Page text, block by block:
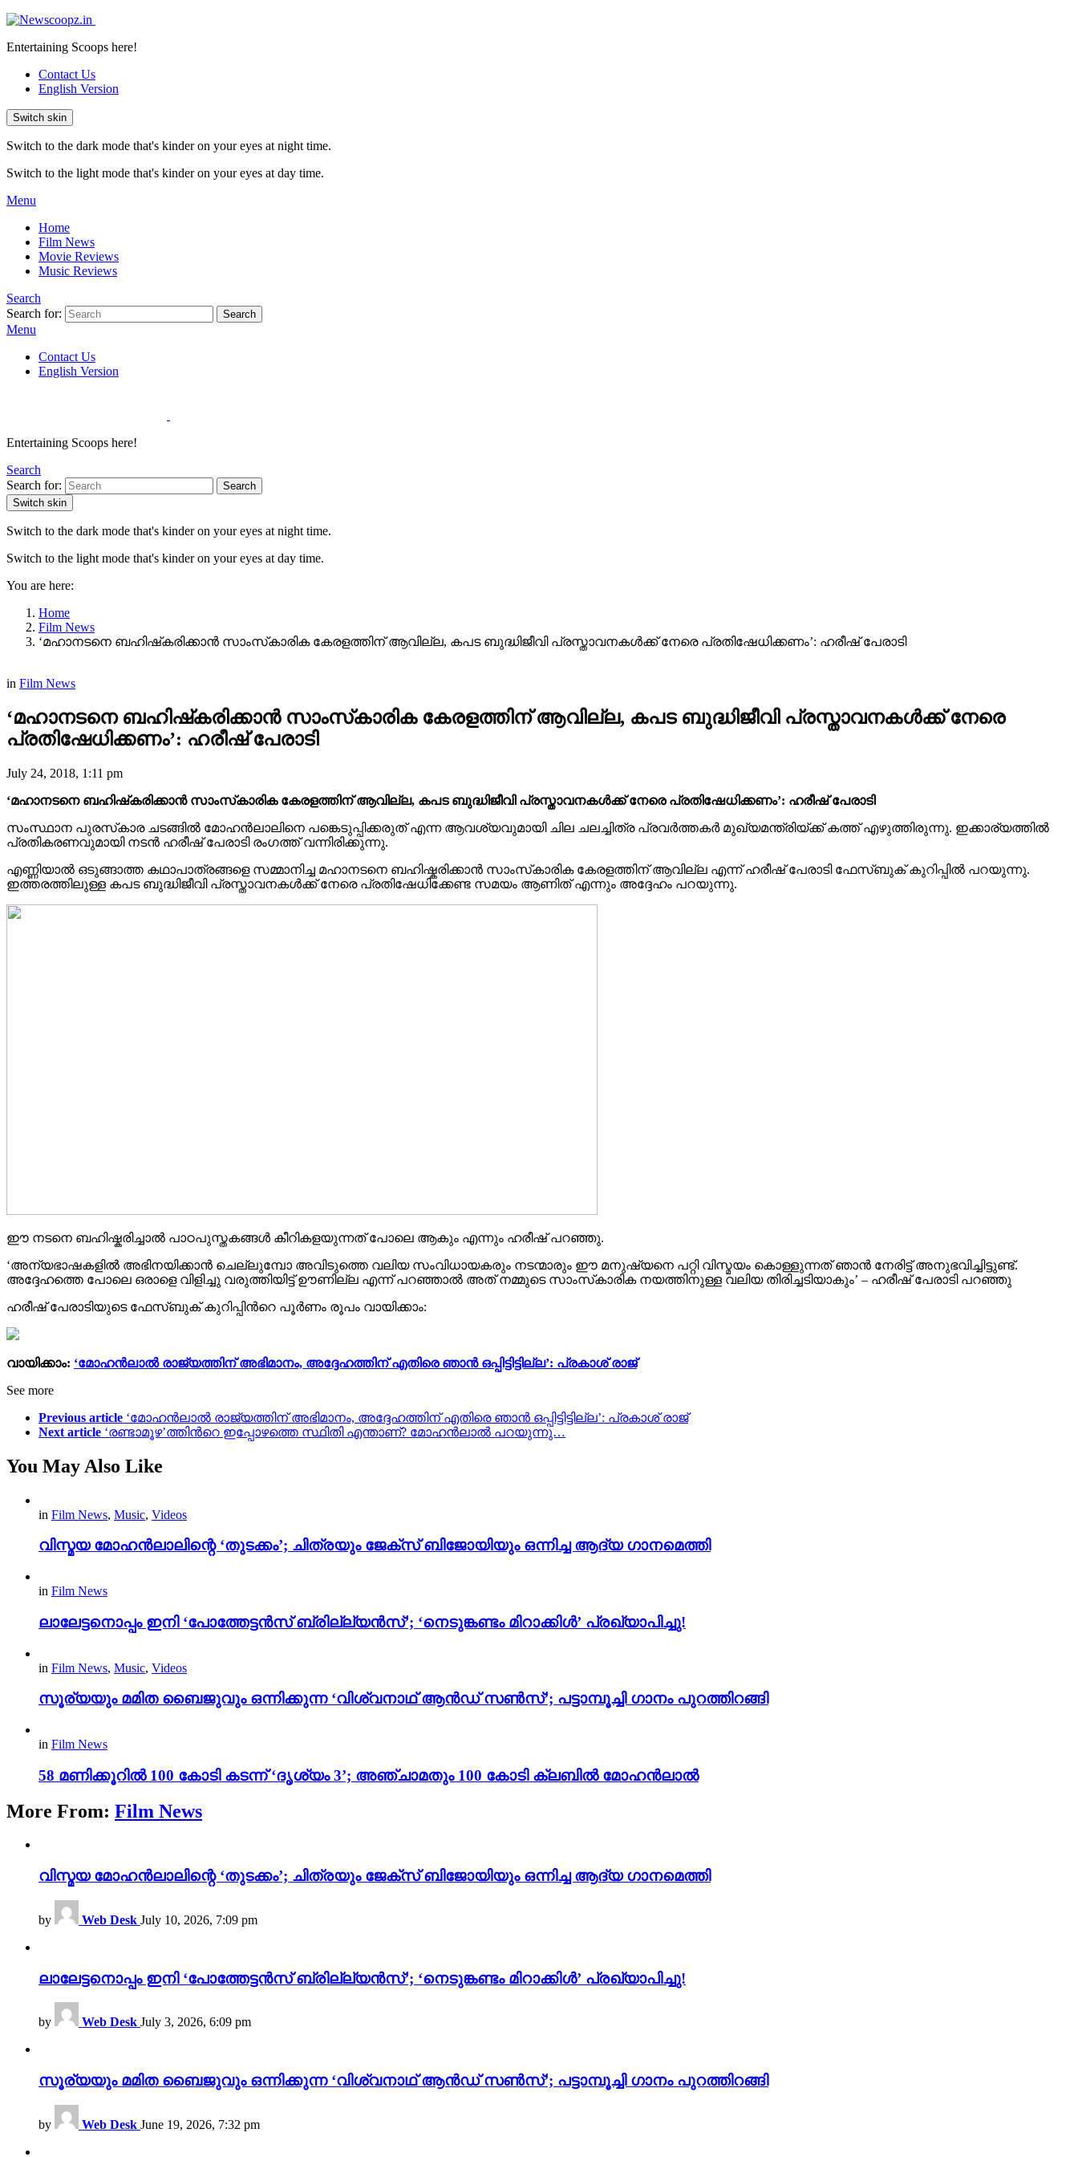
Entertaining Scoops here!
Contact Us
English Version
Switch skin
Switch to the dark mode that's kinder on your eyes at night time.
Switch to the light mode that's kinder on your eyes at day time.
Menu
Home
Film News
Movie Reviews
Music Reviews
Search
Search for:
Search
Menu
Contact Us
English Version
Entertaining Scoops here!
Search
Search for:
Search
Switch skin
Switch to the dark mode that's kinder on your eyes at night time.
Switch to the light mode that's kinder on your eyes at day time.
You are here:
Home
Film News
‘മഹാനടനെ ബഹിഷ്‌കരിക്കാൻ സാംസ്‌കാരിക കേരളത്തിന് ആവില്ല, കപട ബുദ്ധിജീവി പ്രസ്താവനകൾക്ക് നേരെ പ്രതിഷേധിക്കണം’: ഹരീഷ് പേരാടി
in Film News
‘മഹാനടനെ ബഹിഷ്‌കരിക്കാൻ സാംസ്‌കാരിക കേരളത്തിന് ആവില്ല, കപട ബുദ്ധിജീവി പ്രസ്താവനകൾക്ക് നേരെ
പ്രതിഷേധിക്കണം’: ഹരീഷ് പേരാടി
July 24, 2018, 1:11 pm
‘മഹാനടനെ ബഹിഷ്‌കരിക്കാൻ സാംസ്‌കാരിക കേരളത്തിന് ആവില്ല, കപട ബുദ്ധിജീവി പ്രസ്താവനകൾക്ക് നേരെ പ്രതിഷേധിക്കണം’: ഹരീഷ് പേരാടി
സംസ്ഥാന പുരസ്‌കാര ചടങ്ങിൽ മോഹൻലാലിനെ പങ്കെടുപ്പിക്കരുത് എന്ന ആവശ്യവുമായി ചില ചലച്ചിത്ര പ്രവർത്തകർ മുഖ്യമന്ത്രിയ്ക്ക് കത്ത് എഴുത്തിരുന്നു. ഇക്കാര്യത്തിൽ
പ്രതികരണവുമായി നടൻ ഹരീഷ് പേരാടി രംഗത്ത് വന്നിരിക്കുന്നു.
എണ്ണിയാൽ ഒടുങ്ങാത്ത കഥാപാത്രങ്ങളെ സമ്മാനിച്ച മഹാനടനെ ബഹിഷ്കരിക്കാൻ സാംസ്‌കാരിക കേരളത്തിന് ആവില്ല എന്ന് ഹരീഷ് പേരാടി ഫേസ്ബുക് കുറിപ്പിൽ പറയുന്നു.
ഇത്തരത്തിലുള്ള കപട ബുദ്ധിജീവി പ്രസ്താവനകൾക്ക് നേരെ പ്രതിഷേധിക്കേണ്ട സമയം ആണിത് എന്നും അദ്ദേഹം പറയുന്നു.
ഈ നടനെ ബഹിഷ്കരിച്ചാൽ പാഠപുസ്തകങ്ങൾ കീറികളയുന്നത് പോലെ ആകും എന്നും ഹരീഷ് പറഞ്ഞു.
‘അന്യഭാഷകളിൽ അഭിനയിക്കാൻ ചെല്ലുമ്പോ അവിടുത്തെ വലിയ സംവിധായകരും നടന്മാരും ഈ മനുഷ്യനെ പറ്റി വിസ്മയം കൊള്ളുന്നത് ഞാൻ നേരിട്ട് അനുഭവിച്ചിട്ടുണ്ട്.
അദ്ദേഹത്തെ പോലെ ഒരാളെ വിളിച്ചു വരുത്തിയിട്ട് ഊണില്ല എന്ന് പറഞ്ഞാൽ അത് നമ്മുടെ സാംസ്‌കാരിക നയത്തിനുള്ള വലിയ തിരിച്ചടിയാകും’ – ഹരീഷ് പേരാടി പറഞ്ഞു
ഹരീഷ് പേരാടിയുടെ ഫേസ്ബുക് കുറിപ്പിന്‍റെ പൂർണം രൂപം വായിക്കാം:
വായിക്കാം: ‘മോഹന്‍ലാൽ രാജ്യത്തിന് അഭിമാനം, അദ്ദേഹത്തിന് എതിരെ ഞാൻ ഒപ്പിട്ടിട്ടില്ല’: പ്രകാശ് രാജ്
See more
Previous article ‘മോഹന്‍ലാൽ രാജ്യത്തിന് അഭിമാനം, അദ്ദേഹത്തിന് എതിരെ ഞാൻ ഒപ്പിട്ടിട്ടില്ല’: പ്രകാശ് രാജ്
Next article ‘രണ്ടാമൂഴ’ത്തിന്‍റെ ഇപ്പോഴത്തെ സ്ഥിതി എന്താണ്? മോഹൻലാൽ പറയുന്നു…
You May Also Like
in Film News, Music, Videos
വിസ്മയ മോഹൻലാലിന്റെ ‘തുടക്കം’; ചിത്രയും ജേക്സ് ബിജോയിയും ഒന്നിച്ച ആദ്യ ഗാനമെത്തി
in Film News
ലാലേട്ടനൊപ്പം ഇനി ‘പോത്തേട്ടൻസ് ബ്രില്ല്യൻസ്’; ‘നെടുങ്കണ്ടം മിറാക്കിൾ’ പ്രഖ്യാപിച്ചു!
in Film News, Music, Videos
സൂര്യയും മമിത ബൈജുവും ഒന്നിക്കുന്ന ‘വിശ്വനാഥ് ആൻഡ് സൺസ്’; പട്ടാമ്പൂച്ചി ഗാനം പുറത്തിറങ്ങി
in Film News
58 മണിക്കൂറിൽ 100 കോടി കടന്ന് ‘ദൃശ്യം 3’; അഞ്ചാമതും 100 കോടി ക്ലബിൽ മോഹൻലാൽ
More From: Film News
വിസ്മയ മോഹൻലാലിന്റെ ‘തുടക്കം’; ചിത്രയും ജേക്സ് ബിജോയിയും ഒന്നിച്ച ആദ്യ ഗാനമെത്തി
by Web Desk July 10, 2026, 7:09 pm
ലാലേട്ടനൊപ്പം ഇനി ‘പോത്തേട്ടൻസ് ബ്രില്ല്യൻസ്’; ‘നെടുങ്കണ്ടം മിറാക്കിൾ’ പ്രഖ്യാപിച്ചു!
by Web Desk July 3, 2026, 6:09 pm
സൂര്യയും മമിത ബൈജുവും ഒന്നിക്കുന്ന ‘വിശ്വനാഥ് ആൻഡ് സൺസ്’; പട്ടാമ്പൂച്ചി ഗാനം പുറത്തിറങ്ങി
by Web Desk June 19, 2026, 7:32 pm